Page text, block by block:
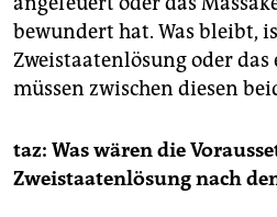
bewundert hat. Was bleibt,
Zweistaatenlösung oder
müssen zwischen diesen
taz: Was wären die
Zweistaatenlösung nach